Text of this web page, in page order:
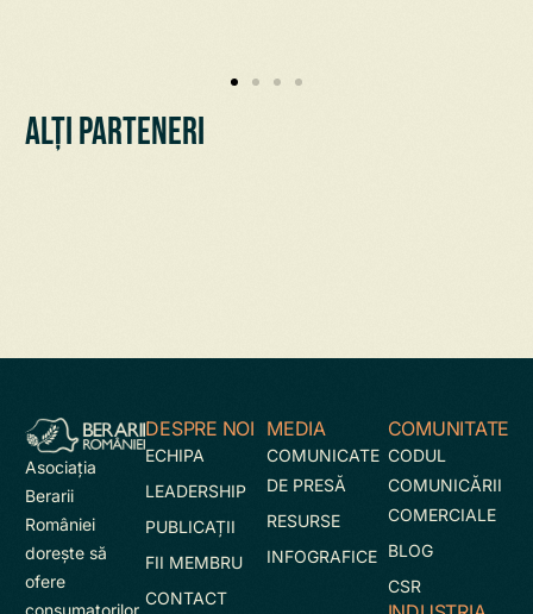
Alți parteneri
Asociaţia
Berarii
României
doreşte să
ofere
DESPRE NOI
ECHIPA
LEADERSHIP
PUBLICAȚII
FII MEMBRU
CONTACT
MEDIA
COMUNICATE
DE PRESĂ
RESURSE
INFOGRAFICE
COMUNITATE
CODUL
COMUNICĂRII
COMERCIALE
BLOG
CSR